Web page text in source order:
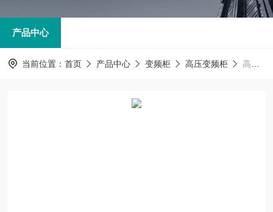
产品中心
当前位置： 首页 产品中心 变频柜 高压变频柜 高压变频柜MVD22DD045NN